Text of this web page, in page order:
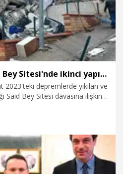
44 kişinin öldüğü Said Bey Sitesi'nde ikinci yapı denetim şirketinin 3 yetkilisine dava
depremlerde yıkılan ve
Said Bey Sitesi davasına ilişkin